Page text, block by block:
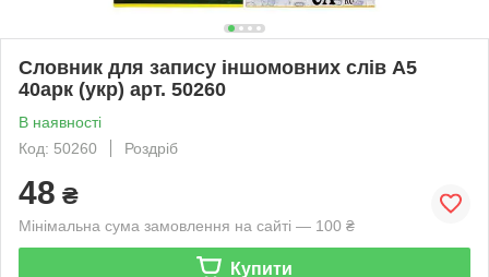
Словник для запису іншомовних слів А5
40арк (укр) арт. 50260
В наявності
Код: 50260
Роздріб
48 ₴
Мінімальна сума замовлення на сайті — 100 ₴
Купити